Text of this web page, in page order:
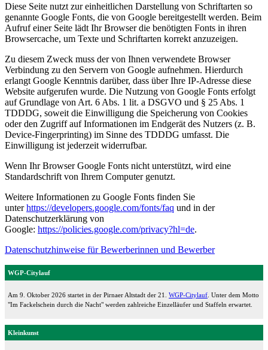
Diese Seite nutzt zur einheitlichen Darstellung von Schriftarten so
genannte Google Fonts, die von Google bereitgestellt werden. Beim
Aufruf einer Seite lädt Ihr Browser die benötigten Fonts in ihren
Browsercache, um Texte und Schriftarten korrekt anzuzeigen.
Zu diesem Zweck muss der von Ihnen verwendete Browser
Verbindung zu den Servern von Google aufnehmen. Hierdurch
erlangt Google Kenntnis darüber, dass über Ihre IP-Adresse diese
Website aufgerufen wurde. Die Nutzung von Google Fonts erfolgt
auf Grundlage von Art. 6 Abs. 1 lit. a DSGVO und § 25 Abs. 1
TDDDG, soweit die Einwilligung die Speicherung von Cookies
oder den Zugriff auf Informationen im Endgerät des Nutzers (z. B.
Device-Fingerprinting) im Sinne des TDDDG umfasst. Die
Einwilligung ist jederzeit widerrufbar.
Wenn Ihr Browser Google Fonts nicht unterstützt, wird eine
Standardschrift von Ihrem Computer genutzt.
Weitere Informationen zu Google Fonts finden Sie
unterhttps://developers.google.com/fonts/faq und in der
Datenschutzerklärung von
Google: https://policies.google.com/privacy?hl=de.
Datenschutzhinweise für Bewerberinnen und Bewerber
WGP-Citylauf
Am 9. Oktober 2026 startet in der Pirnaer Altstadt der 21. WGP-Citylauf . Unter dem Motto
"Im Fackelschein durch die Nacht" werden zahlreiche Einzelläufer und Staffeln erwartet.
Kleinkunst